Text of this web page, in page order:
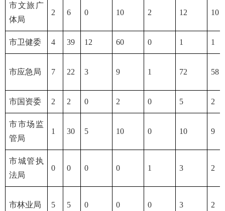
市文旅广
体局
2 6 0 10 2 12 10
市卫健委 4 39 12 60 0 1 1
市应急局 7 22 3 9 1 72 58
市国资委 2 2 0 2 0 5 2
市市场监
管局
1 30 5 10 0 10 9
市城管执
法局
0 0 0 0 1 3 2
市林业局 5 5 0 0 0 3 2